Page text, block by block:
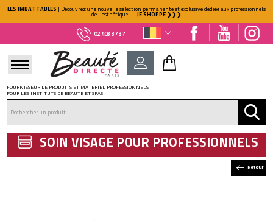
LES IMBATTABLES | Découvrez une nouvelle sélection permanente et exclusive dédiée aux professionnels
de l'esthétique ! JE SHOPPE ❯❯❯
02 403 37 37
FOURNISSEUR DE PRODUITS ET MATÉRIEL PROFESSIONNELS
POUR LES INSTITUTS DE BEAUTÉ ET SPAS
Retour
SOIN VISAGE POUR PROFESSIONNELS